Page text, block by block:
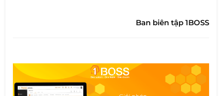
Ban biên tập 1BOSS